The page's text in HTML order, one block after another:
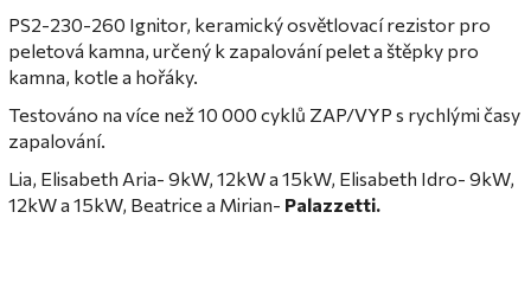
PS2-230-260 Ignitor, keramický osvětlovací rezistor pro
peletová kamna, určený k zapalování pelet a štěpky pro
kamna, kotle a hořáky.
Testováno na více než 10 000 cyklů ZAP/VYP s rychlými časy
zapalování.
Lia, Elisabeth Aria- 9kW, 12kW a 15kW, Elisabeth Idro- 9kW,
12kW a 15kW, Beatrice a Mirian- Palazzetti.